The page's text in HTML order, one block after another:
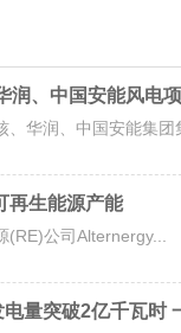
润、中国安能风电
华润、中国安能集团
再生能源产能
公司Alternergy...
量突破2亿千瓦时